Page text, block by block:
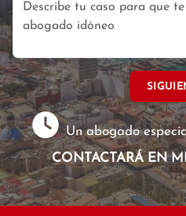
Un abogado
CONTACTARÁ EN